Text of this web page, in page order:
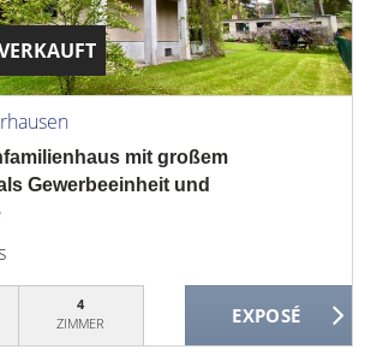
mit großem
Gewerbeeinheit und
4
ZIMMER